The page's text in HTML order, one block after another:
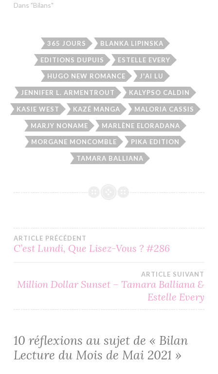
Dans "Bilans"
365 JOURS BLANKA LIPINSKA
EDITIONS DUPUIS ESTELLE EVERY
HUGO NEW ROMANCE J'AI LU
JENNIFER L. ARMENTROUT KALYPSO CALDIN
KASIE WEST KAZÉ MANGA MALORIA CASSIS
MARJY NONAME MARLÈNE ELORADANA
MORGANE MONCOMBLE PIKA EDITION
TAMARA BALLIANA
Navigation
l’article
ARTICLE PRÉCÉDENT
C’est Lundi, Que Lisez-Vous ? #286
ARTICLE SUIVANT
Million Dollar Sunset – Tamara Balliana &
Estelle Every
10 réflexions au sujet de « Bilan
Lecture du Mois de Mai 2021 »